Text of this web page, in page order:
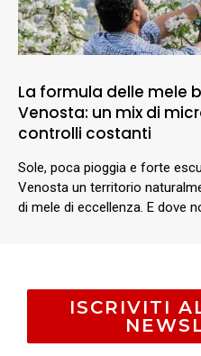
La formula delle mele
Venosta: un mix di
controlli costanti
Sole, poca pioggia e forte
Venosta un territorio
di mele di eccellenza. E dove
ISCRIVITI